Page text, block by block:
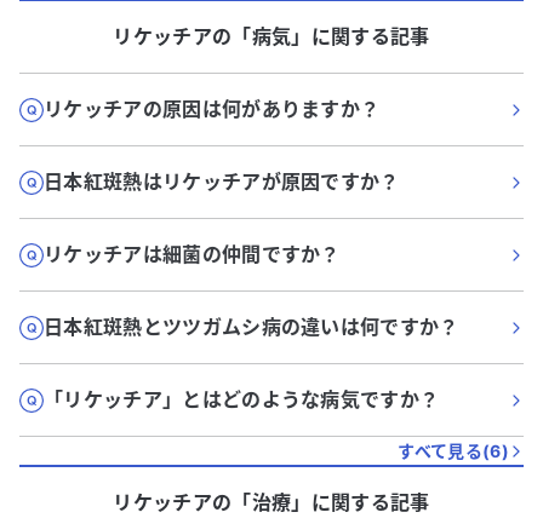
リケッチアの「病気」に関する記事
リケッチアの原因は何がありますか？
日本紅斑熱はリケッチアが原因ですか？
リケッチアは細菌の仲間ですか？
日本紅斑熱とツツガムシ病の違いは何ですか？
「リケッチア」とはどのような病気ですか？
すべて見る(6)
リケッチアの「治療」に関する記事